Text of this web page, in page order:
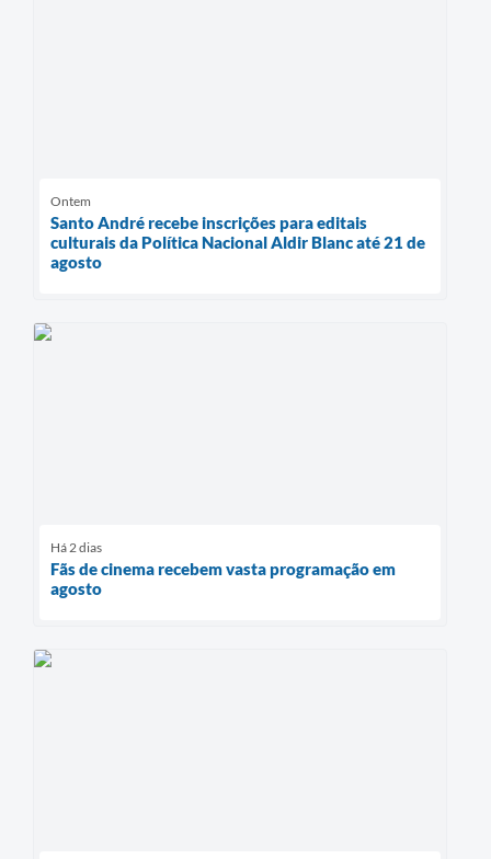
Ontem
Santo André recebe inscrições para editais
culturais da Política Nacional Aldir Blanc até 21 de
agosto
Há 2 dias
Fãs de cinema recebem vasta programação em
agosto